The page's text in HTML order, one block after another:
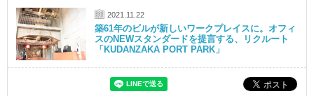
2021.11.22
築61年のビルが新しいワークプレイスに。オフィ
スのNEWスタンダードを提言する、リクルート
「KUDANZAKA PORT PARK」